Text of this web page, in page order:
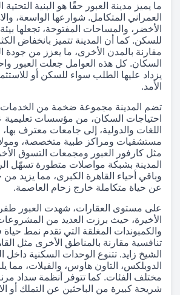
ما يميز مدينة العبور حقًا هو البنية التحتية
العمراني المتكامل. شوارعها الواسعة،
الأخضر، والمساحات المفتوحة، تجعلها
للسكن. كما أن المدينة تتميز بانخفاض
مقارنة بالمدن الأخرى، ما يعزز من جودة
السكان. كل هذه العوامل جعلت العبور
يزداد عليها الطلب سواء للسكن أو
الأمد.
تضم المدينة مجموعة ضخمة من الخدمات
احتياجات السكان، من مؤسسات تعليمية
اللغات والدولية، إلى جامعات معترف بها،
مستشفيات ومراكز طبية متخصصة،
مثل كارفور العبور ومجمعات التسوق
المدينة بشبكة مواصلات متطورة تسهّل
وباقي أحياء القاهرة الكبرى، مما يزيد من
عن حياة متكاملة خارج زحام العاصمة.
على مستوى العقارات، شهدت العبور
الأخيرة، حيث برزت العديد من
والكمبوندات المغلقة التي تقدم نمط حياة
تنافسية مقارنة بالمناطق الأخرى مثل
الشيخ زايد. تتنوع الوحدات السكنية داخل
الدوبلكس، التاون هاوس، والفيلات، مما
مختلف الفئات. كما تتوفر أنظمة سداد
شريحة كبيرة من الباحثين عن التملك أو